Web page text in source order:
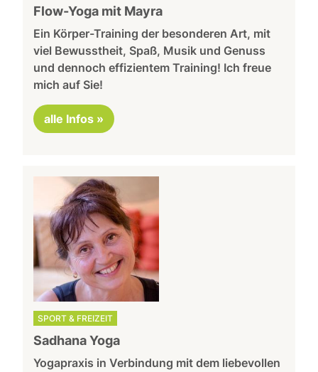
Flow-Yoga mit Mayra
Ein Körper-Training der besonderen Art, mit
viel Bewusstheit, Spaß, Musik und Genuss
und dennoch effizientem Training! Ich freue
mich auf Sie!
alle Infos »
SPORT & FREIZEIT
Sadhana Yoga
Yogapraxis in Verbindung mit dem liebevollen